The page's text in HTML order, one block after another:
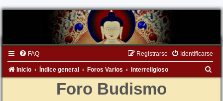
FAQ Identificarse
Registrarse
Inicio Índice general Foros Varios Interreligioso
Foro Budismo